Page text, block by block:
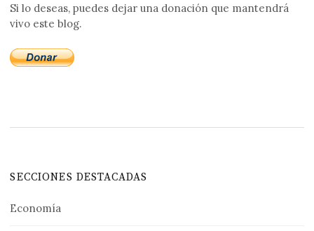
Si lo deseas, puedes dejar una donación que mantendrá
vivo este blog.
SECCIONES DESTACADAS
Economía